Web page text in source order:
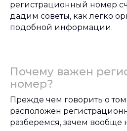
регистрационный номер
дадим советы, как легко
подобной информации.
Почему важен
номер?
Прежде чем говорить о
расположен
разберемся, зачем вообще